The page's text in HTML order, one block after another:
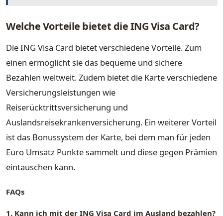
Welche Vorteile bietet die ING Visa Card?
Die ING Visa Card bietet verschiedene Vorteile. Zum
einen ermöglicht sie das bequeme und sichere
Bezahlen weltweit. Zudem bietet die Karte verschiedene
Versicherungsleistungen wie
Reiserücktrittsversicherung und
Auslandsreisekrankenversicherung. Ein weiterer Vorteil
ist das Bonussystem der Karte, bei dem man für jeden
Euro Umsatz Punkte sammelt und diese gegen Prämien
eintauschen kann.
FAQs
1. Kann ich mit der ING Visa Card im Ausland bezahlen?